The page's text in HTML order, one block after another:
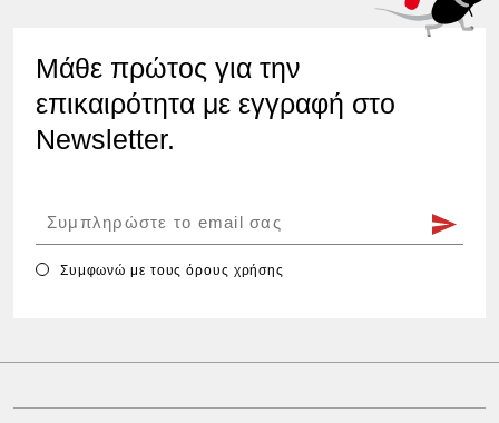
Μάθε πρώτος για την
επικαιρότητα με εγγραφή στο
Newsletter.
Συμφωνώ με τουςόρους χρήσης